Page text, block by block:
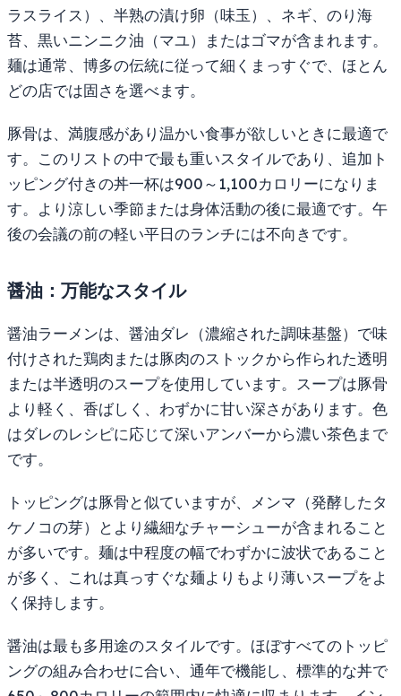
ラスライス）、半熟の漬け卵（味玉）、ネギ、のり海
苔、黒いニンニク油（マユ）またはゴマが含まれます。
麺は通常、博多の伝統に従って細くまっすぐで、ほとん
どの店では固さを選べます。
豚骨は、満腹感があり温かい食事が欲しいときに最適で
す。このリストの中で最も重いスタイルであり、追加ト
ッピング付きの丼一杯は900～1,100カロリーになりま
す。より涼しい季節または身体活動の後に最適です。午
後の会議の前の軽い平日のランチには不向きです。
醤油：万能なスタイル
醤油ラーメンは、醤油ダレ（濃縮された調味基盤）で味
付けされた鶏肉または豚肉のストックから作られた透明
または半透明のスープを使用しています。スープは豚骨
より軽く、香ばしく、わずかに甘い深さがあります。色
はダレのレシピに応じて深いアンバーから濃い茶色まで
です。
トッピングは豚骨と似ていますが、メンマ（発酵したタ
ケノコの芽）とより繊細なチャーシューが含まれること
が多いです。麺は中程度の幅でわずかに波状であること
が多く、これは真っすぐな麺よりもより薄いスープをよ
く保持します。
醤油は最も多用途のスタイルです。ほぼすべてのトッピ
ングの組み合わせに合い、通年で機能し、標準的な丼で